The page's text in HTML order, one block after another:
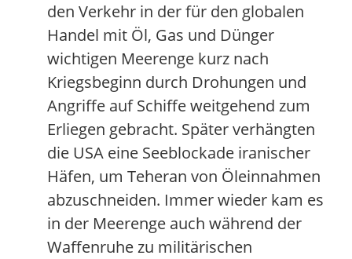
den Verkehr in der für den globalen
Handel mit Öl, Gas und Dünger
wichtigen Meerenge kurz nach
Kriegsbeginn durch Drohungen und
Angriffe auf Schiffe weitgehend zum
Erliegen gebracht. Später verhängten
die USA eine Seeblockade iranischer
Häfen, um Teheran von Öleinnahmen
abzuschneiden. Immer wieder kam es
in der Meerenge auch während der
Waffenruhe zu militärischen